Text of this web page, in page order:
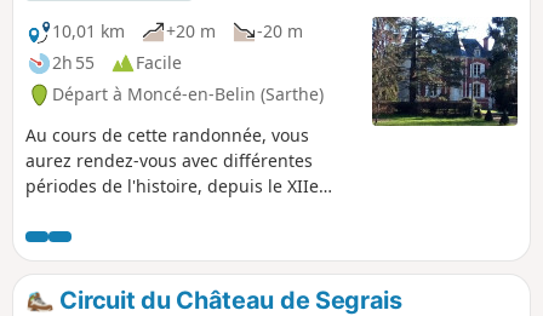
10,01 km
+20 m
-20 m
2h 55
Facile
Départ à Moncé-en-Belin (Sarthe)
Au cours de cette randonnée, vous
aurez rendez-vous avec différentes
périodes de l'histoire, depuis le XIIe
mondiale.
Circuit du Château de Segrais